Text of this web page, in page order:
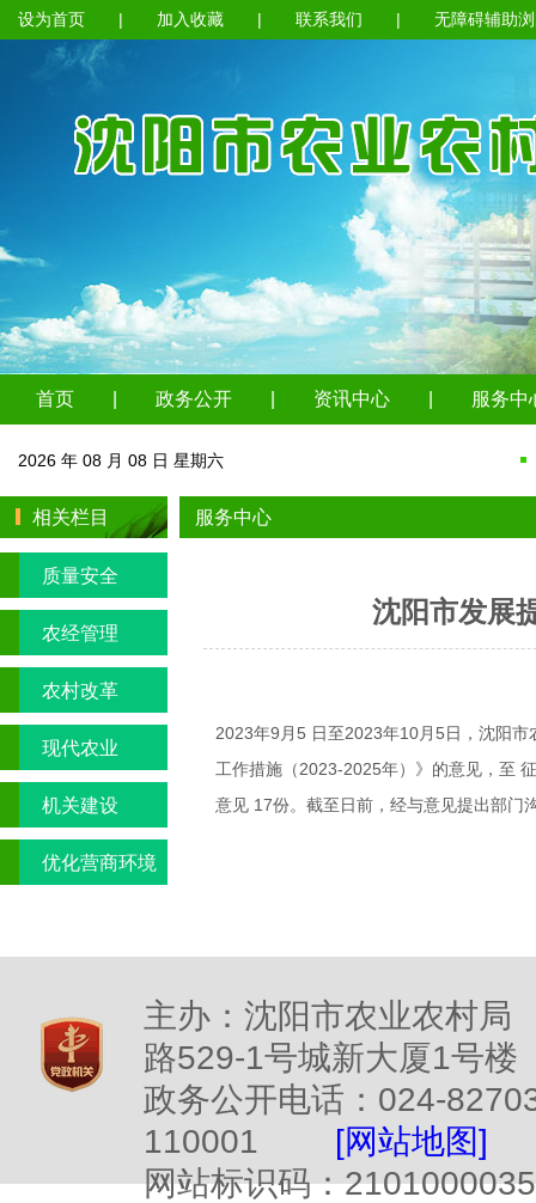
设为首页 | 加入收藏 | 联系我们 | 无障碍辅助
首页 政务公开 资讯中心 服务中
2026 年 08 月 08 日 星期六
相关栏目
质量安全
农经管理
农村改革
现代农业
机关建设
优化营商环境
服务中心
沈阳市发展
2023年9月5 日至2023年10月5日，沈阳
工作措施（2023-2025年）》的意见，至
意见 17份。截至日前，经与意见提出部门
主办：沈阳市农业农村
路529-1号城新大厦1号楼
政务公开电话：024-
110001 [网站地图]
网站标识码：